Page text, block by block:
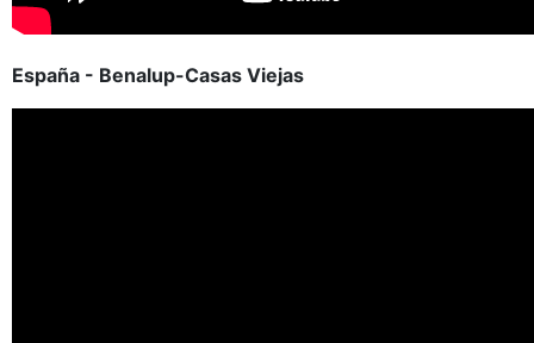
España - Benalup-Casas Viejas